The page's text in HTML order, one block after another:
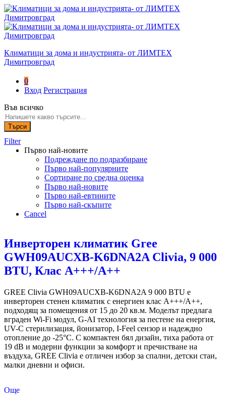
Климатици за дома и индустрията- от ЛИМТЕХ
Димитровград
0
Вход Регистрация
Във всичко
Търси
Filter
Първо най-новите
Подреждане по подразбиране
Първо най-популярните
Сортиране по средна оценка
Първо най-новите
Първо най-евтините
Първо най-скъпите
Cancel
Инверторен климатик Gree
GWH09AUCXB-K6DNA2A Clivia, 9 000
BTU, Клас А+++/A++
GREE Clivia GWH09AUCXB-K6DNA2A 9 000 BTU е
инверторен стенен климатик с енергиен клас A+++/A++,
подходящ за помещения от 15 до 20 кв.м. Моделът предлага
вграден Wi-Fi модул, G-AI технология за пестене на енергия,
UV-C стерилизация, йонизатор, I-Feel сензор и надеждно
отопление до -25°C. С компактен бял дизайн, тиха работа от
19 dB и модерни функции за комфорт и пречистване на
въздуха, GREE Clivia е отличен избор за спални, детски стаи,
малки дневни и офиси.
Още